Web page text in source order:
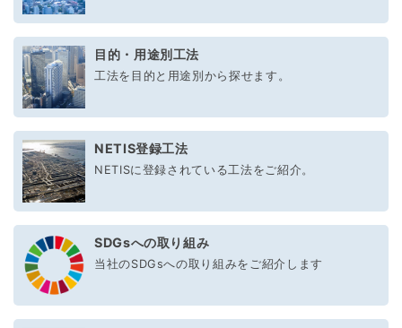
目的・用途別工法
工法を目的と用途別から探せます。
NETIS登録工法
NETISに登録されている工法をご紹介。
SDGsへの取り組み
当社のSDGsへの取り組みをご紹介します